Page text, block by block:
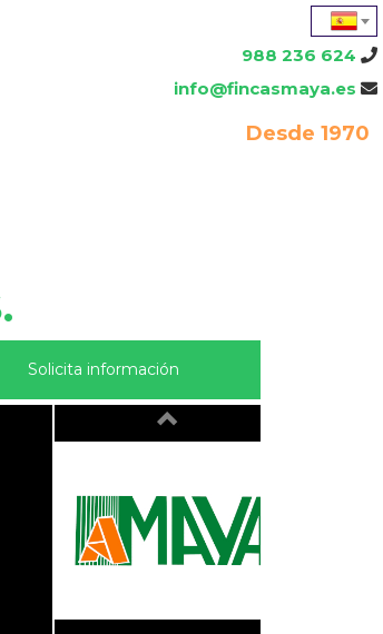
988 236 624
info@fincasmaya.es
Desde 1970
Solicita información